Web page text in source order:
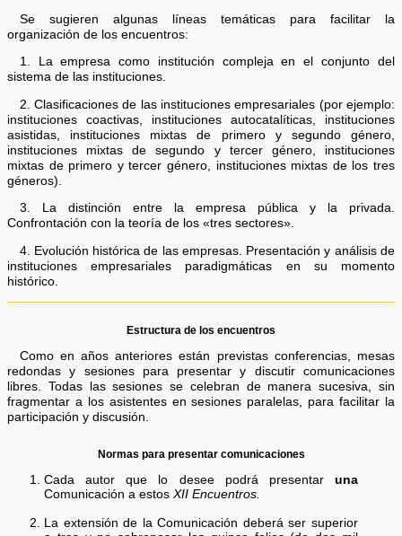
Se sugieren algunas líneas temáticas para facilitar la
organización de los encuentros:
1. La empresa como institución compleja en el conjunto del
sistema de las instituciones.
2. Clasificaciones de las instituciones empresariales (por ejemplo:
instituciones coactivas, instituciones autocatalíticas, instituciones
asistidas, instituciones mixtas de primero y segundo género,
instituciones mixtas de segundo y tercer género, instituciones
mixtas de primero y tercer género, instituciones mixtas de los tres
géneros).
3. La distinción entre la empresa pública y la privada.
Confrontación con la teoría de los «tres sectores».
4. Evolución histórica de las empresas. Presentación y análisis de
instituciones empresariales paradigmáticas en su momento
histórico.
Estructura de los encuentros
Como en años anteriores están previstas conferencias, mesas
redondas y sesiones para presentar y discutir comunicaciones
libres. Todas las sesiones se celebran de manera sucesiva, sin
fragmentar a los asistentes en sesiones paralelas, para facilitar la
participación y discusión.
Normas para presentar comunicaciones
Cada autor que lo desee podrá presentaruna
Comunicación a estos XII Encuentros.
La extensión de la Comunicación deberá ser superior